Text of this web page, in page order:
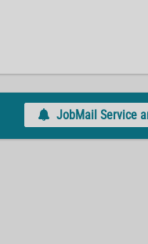
JobMail Service